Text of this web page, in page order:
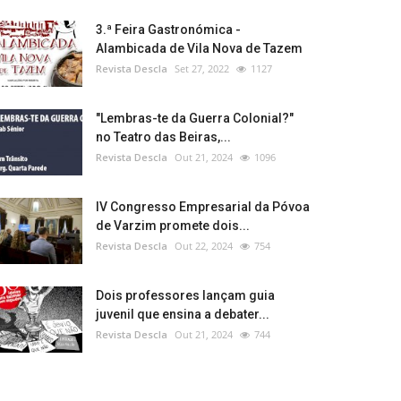
3.ª Feira Gastronómica -
Alambicada de Vila Nova de Tazem
Revista Descla Set 27, 2022 1127
"Lembras-te da Guerra Colonial?"
no Teatro das Beiras,...
Revista Descla Out 21, 2024 1096
IV Congresso Empresarial da Póvoa
de Varzim promete dois...
Revista Descla Out 22, 2024 754
Dois professores lançam guia
juvenil que ensina a debater...
Revista Descla Out 21, 2024 744